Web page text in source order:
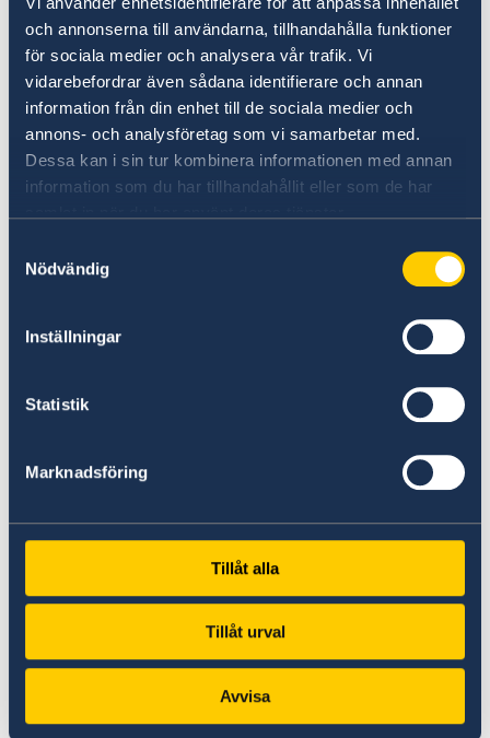
och annonserna till användarna, tillhandahålla funktioner
för sociala medier och analysera vår trafik. Vi
vidarebefordrar även sådana identifierare och annan
information från din enhet till de sociala medier och
annons- och analysföretag som vi samarbetar med.
Dessa kan i sin tur kombinera informationen med annan
information som du har tillhandahållit eller som de har
Nödvändig
Inställningar
Statistik
Marknadsföring
Tillåt alla
Tillåt urval
Avvisa
Verdacht auf Unregelmäßigkeiten
Wenn Sie eine Beschwerde haben oder eine
Straftat oder Unregelmäßigkeit im
schwedischen Auswärtigen Dienstes vermuten,
können Sie dies dem schwedischen
Unregelmäßigkeiten melden (Englisch)